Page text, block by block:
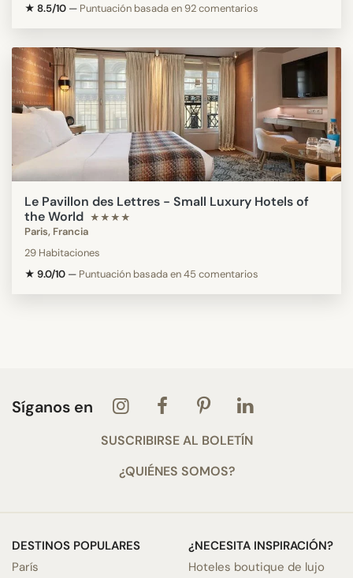
★ 8.5/10 — Puntuación basada en 92 comentarios
Le Pavillon des Lettres - Small Luxury Hotels of
the World ★★★★
Paris, Francia
29 Habitaciones
★ 9.0/10 — Puntuación basada en 45 comentarios
Síganos en
SUSCRIBIRSE AL BOLETÍN
¿QUIÉNES SOMOS?
DESTINOS POPULARES
París
¿NECESITA INSPIRACIÓN?
Hoteles boutique de lujo